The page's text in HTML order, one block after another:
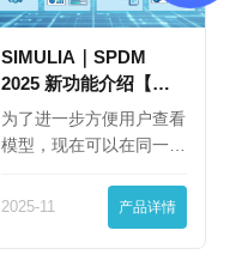
SIMULIA｜SPDM
2025 新功能介绍【下
篇】
为了进一步方便用户查看
模型，现在可以在同一
2025-11 产品详情